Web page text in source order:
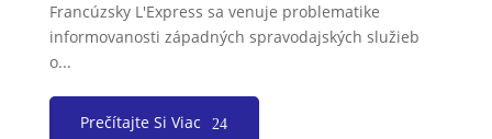
Francúzsky L'Express sa venuje problematike
informovanosti západných spravodajských služieb
o...
Prečítajte Si Viac